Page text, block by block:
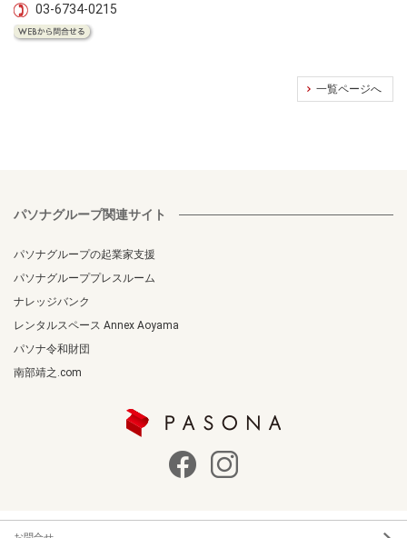
03-6734-0215
一覧ページへ
パソナグループ関連サイト
パソナグループの起業家支援
パソナグループプレスルーム
ナレッジバンク
レンタルスペース Annex Aoyama
パソナ令和財団
南部靖之.com